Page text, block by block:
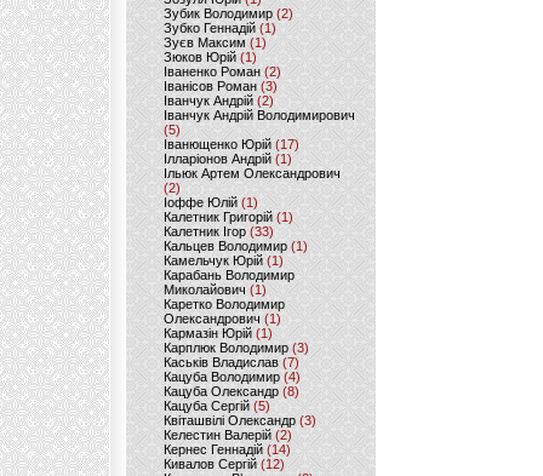
Зубик Володимир (2)
Зубко Геннадій (1)
Зуєв Максим(1)
Зюков Юрій (1)
Іваненко Роман (2)
Іванісов Роман (3)
Іванчук Андрій(2)
Іванчук Андрій Володимирович
(5)
Іванющенко Юрій (17)
Ілларіонов Андрій (1)
Ільюк Артем Олександрович
(2)
Іоффе Юлій (1)
Калетник Григорій(1)
Калетник Ігор (33)
Кальцев Володимир(1)
Камельчук Юрій (1)
Карабань Володимир
Миколайович (1)
Каретко Володимир
Олександрович (1)
Кармазін Юрій(1)
Карплюк Володимир(3)
Каськів Владислав (7)
Кацуба Володимир (4)
Кацуба Олександр (8)
Кацуба Сергій (5)
Квіташвілі Олександр(3)
Келестин Валерій(2)
Кернес Геннадій (14)
Кивалов Сергій (12)